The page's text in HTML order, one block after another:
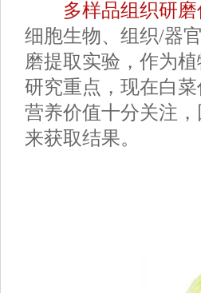
多样品组织研磨
细胞生物、组织/器
磨提取实验，作为
研究重点，现在白
营养价值十分关注
来获取结果。